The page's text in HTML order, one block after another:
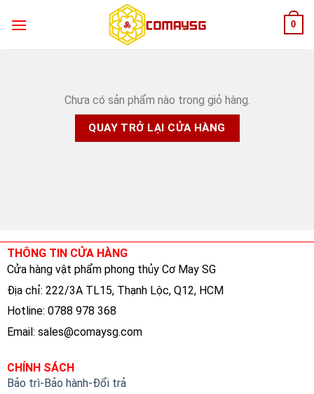
0
Chưa có sản phẩm nào trong giỏ hàng.
QUAY TRỞ LẠI CỬA HÀNG
THÔNG TIN CỬA HÀNG
Cửa hàng vật phẩm phong thủy Cơ May SG
Địa chỉ: 222/3A TL15, Thạnh Lộc, Q12, HCM
Hotline: 0788 978 368
Email: sales@comaysg.com
CHÍNH SÁCH
Bảo trì-Bảo hành-Đổi trả